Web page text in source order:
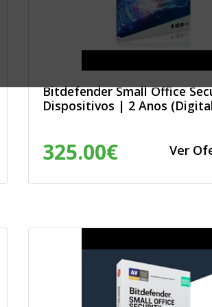
Bitdefender Small Office
Dispositivos | 2 Anos
325.00€ Ver
jogos, lotarias
electrónica,
saúde, cuidado
veículos de
e ensaios de
Beiragás,
da
JafPlus,
Medigás,
Live, Rolear Viva,